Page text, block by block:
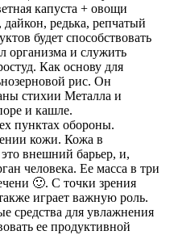
капуста + овощи
редька, репчатый
будет способствовать
организма и служить
Как основу для
рис. Он
стихии Металла и
и кашле.
пунктах обороны.
кожи. Кожа в
внешний барьер, и,
человека. Ее масса в три
🙂. С точки зрения
играет важную роль.
средства для увлажнения
ее продуктивной